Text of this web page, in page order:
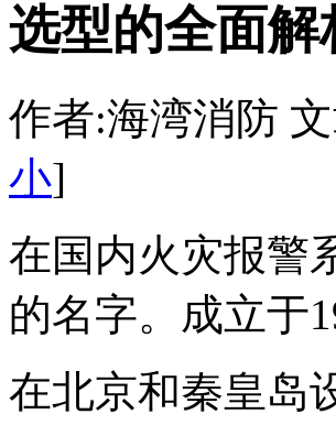
选型的全面解
作者:海湾消防
小]
在国内火灾报警
的名字。成立于
在北京和秦皇岛